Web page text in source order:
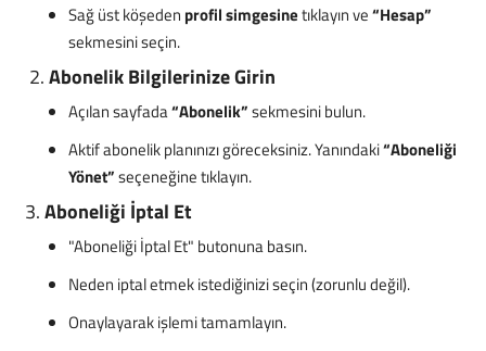
Sağ üst köşeden profil simgesinetıklayın ve“Hesap”
sekmesini seçin.
2.Abonelik Bilgilerinize Girin
Açılan sayfada“Abonelik”sekmesini bulun.
Aktif abonelik planınızı göreceksiniz. Yanındaki“Aboneliği
Yönet”seçeneğine tıklayın.
3.Aboneliği İptal Et
"Aboneliği İptal Et" butonuna basın.
Neden iptal etmek istediğinizi seçin (zorunlu değil).
Onaylayarak işlemi tamamlayın.